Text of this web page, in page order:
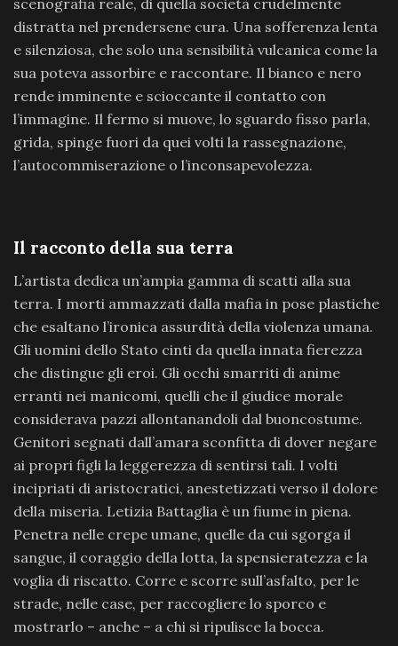
scenografia reale, di quella società crudelmente
distratta nel prendersene cura. Una sofferenza lenta
e silenziosa, che solo una sensibilità vulcanica come la
sua poteva assorbire e raccontare. Il bianco e nero
rende imminente e scioccante il contatto con
l’immagine. Il fermo si muove, lo sguardo fisso parla,
grida, spinge fuori da quei volti la rassegnazione,
l’autocommiserazione o l’inconsapevolezza.
Il racconto della sua terra
L’artista dedica un’ampia gamma di scatti alla sua
terra. I morti ammazzati dalla mafia in pose plastiche
che esaltano l’ironica assurdità della violenza umana.
Gli uomini dello Stato cinti da quella innata fierezza
che distingue gli eroi. Gli occhi smarriti di anime
erranti nei manicomi, quelli che il giudice morale
considerava pazzi allontanandoli dal buoncostume.
Genitori segnati dall’amara sconfitta di dover negare
ai propri figli la leggerezza di sentirsi tali. I volti
incipriati di aristocratici, anestetizzati verso il dolore
della miseria. Letizia Battaglia è un fiume in piena.
Penetra nelle crepe umane, quelle da cui sgorga il
sangue, il coraggio della lotta, la spensieratezza e la
voglia di riscatto. Corre e scorre sull’asfalto, per le
strade, nelle case, per raccogliere lo sporco e
mostrarlo – anche – a chi si ripulisce la bocca.